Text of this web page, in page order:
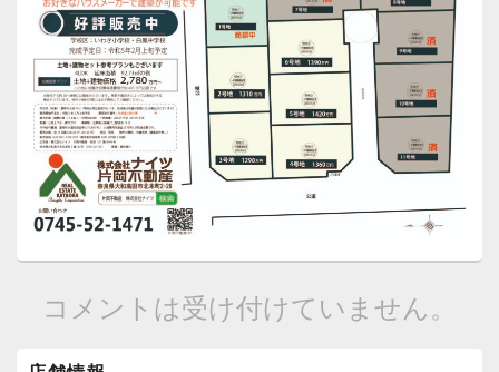
コメントは受け付けていません。